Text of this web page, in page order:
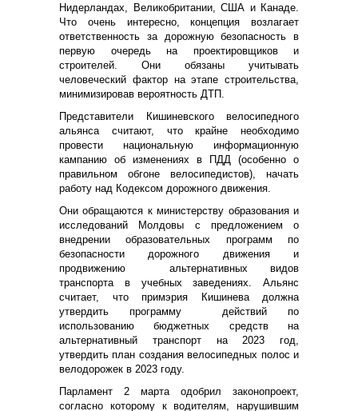
Нидерландах, Великобритании, США и Канаде.
Что очень интересно, концепция возлагает
ответственность за дорожную безопасность в
первую очередь на проектировщиков и
строителей. Они обязаны учитывать
человеческий фактор на этапе строительства,
минимизировав вероятность ДТП.
Представители Кишиневского велосипедного
альянса считают, что крайне необходимо
провести национальную информационную
кампанию об изменениях в ПДД (особенно о
правильном обгоне велосипедистов), начать
работу над Кодексом дорожного движения.
Они обращаются к министерству образования и
исследований Молдовы с предложением о
внедрении образовательных программ по
безопасности дорожного движения и
продвижению альтернативных видов
транспорта в учебных заведениях. Альянс
считает, что примэрия Кишинева должна
утвердить программу действий по
использованию бюджетных средств на
альтернативный транспорт на 2023 год,
утвердить план создания велосипедных полос и
велодорожек в 2023 году.
Парламент 2 марта одобрил законопроект,
согласно которому к водителям, нарушившим